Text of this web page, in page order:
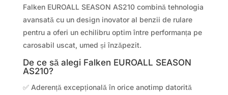
Falken EUROALL SEASON AS210 combină tehnologia
avansată cu un design inovator al benzii de rulare
pentru a oferi un echilibru optim între performanța pe
carosabil uscat, umed și înzăpezit.
De ce să alegi Falken EUROALL SEASON
AS210?
✅ Aderență excepțională în orice anotimp datorită